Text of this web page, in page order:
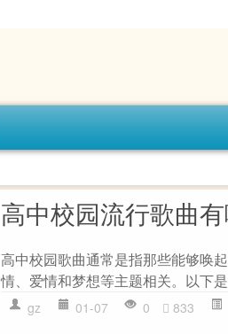
高中校园流行歌曲
高中校园歌曲通常是指那些能够唤
情、爱情和梦想等主题相关。以下
gz 01-07 0 833